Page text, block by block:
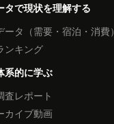
タで現状を理解する
タ（需要・宿泊・消費）
ンキング
系的に学ぶ
査レポート
カイブ動画